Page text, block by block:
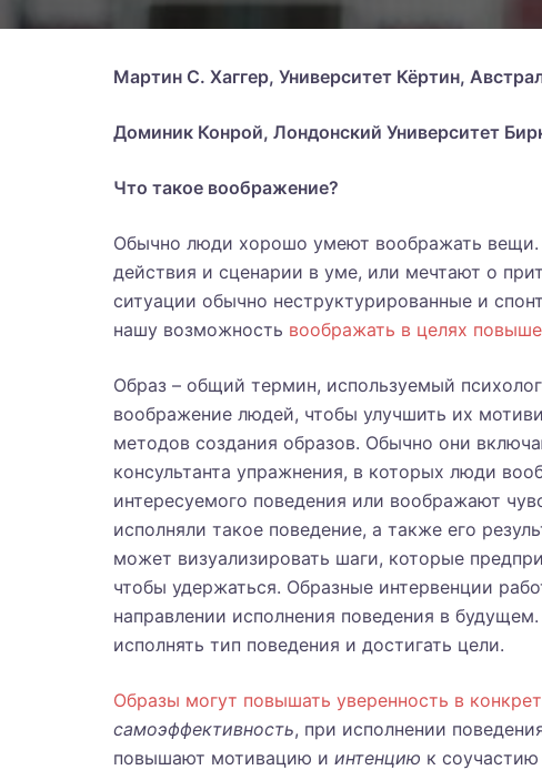
Мартин С. Хаггер, Университет Кёртин,
Доминик Конрой, Лондонский Университет
Что такое воображение?
Обычно люди хорошо умеют воображать
действия и сценарии в уме, или мечтают о
ситуации обычно неструктурированные и
нашу возможность воображать в целях
Образ – общий термин, используемый
воображение людей, чтобы улучшить их
методов создания образов. Обычно они
консультанта упражнения, в которых люди
интересуемого поведения или воображают
исполняли такое поведение, а также его
может визуализировать шаги, которые
чтобы удержаться. Образные интервенции
направлении исполнения поведения в
исполнять тип поведения и достигать цели.
Образы могут повышать уверенность в
самоэффективность, при исполнении
повышают мотивацию и интенцию к